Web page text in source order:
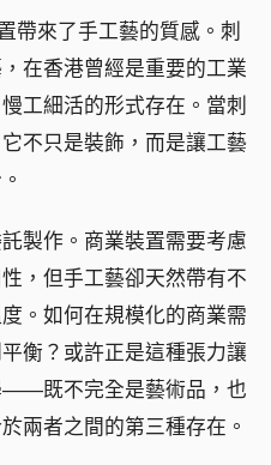
帶來了手工藝的質感。刺
在香港曾經是重要的工業
工細活的形式存在。當刺
不只是裝飾，而是讓工藝
製作。商業裝置需要考慮
，但手工藝卻天然帶有不
。如何在規模化的商業需
衡？或許正是這種張力讓
——既不完全是藝術品，也
兩者之間的第三種存在。